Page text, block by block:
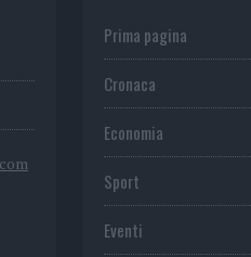
Prima pagina
Cronaca
Economia
Sport
Eventi